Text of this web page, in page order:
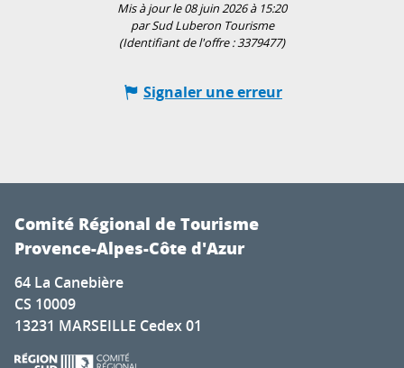
Mis à jour le 08 juin 2026 à 15:20
par Sud Luberon Tourisme
(Identifiant de l'offre :3379477)
Signaler une erreur
Comité Régional de Tourisme
Provence-Alpes-Côte d'Azur
64 La Canebière
CS 10009
13231 MARSEILLE Cedex 01